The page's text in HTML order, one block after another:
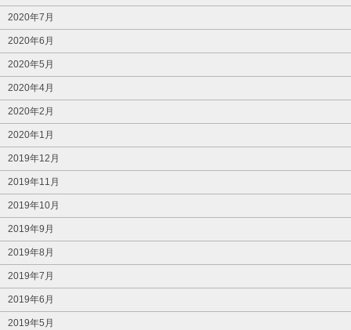
2020年7月
2020年6月
2020年5月
2020年4月
2020年2月
2020年1月
2019年12月
2019年11月
2019年10月
2019年9月
2019年8月
2019年7月
2019年6月
2019年5月